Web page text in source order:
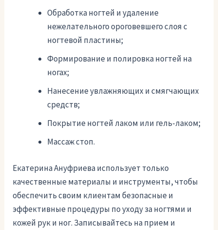
Обработка ногтей и удаление
нежелательного ороговевшего слоя с
ногтевой пластины;
Формирование и полировка ногтей на
ногах;
Нанесение увлажняющих и смягчающих
средств;
Покрытие ногтей лаком или гель-лаком;
Массаж стоп.
Екатерина Ануфриева использует только
качественные материалы и инструменты, чтобы
обеспечить своим клиентам безопасные и
эффективные процедуры по уходу за ногтями и
кожей рук и ног. Записывайтесь на прием и